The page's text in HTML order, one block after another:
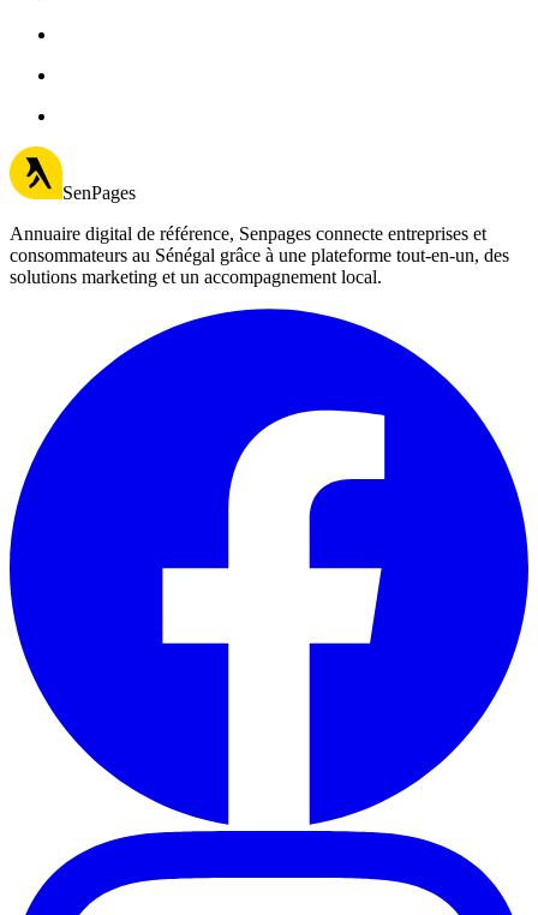
SenPages
Annuaire digital de référence, Senpages connecte entreprises et
consommateurs au Sénégal grâce à une plateforme tout-en-un, des
solutions marketing et un accompagnement local.